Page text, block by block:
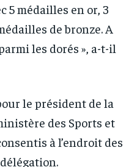
5 médailles en or, 3
de bronze. A
les dorés », a-t-il
le président de la
des Sports et
à l’endroit des